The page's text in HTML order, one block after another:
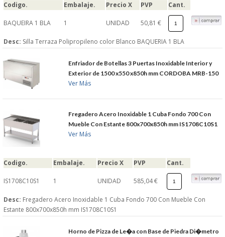
Codigo. Embalaje. Precio X PVP Cant.
BAQUEIRA 1 BLA 1 UNIDAD 50,81 €
Desc: Silla Terraza Polipropileno color Blanco BAQUERIA 1 BLA
Enfriador de Botellas 3 Puertas Inoxidable Interior y
Exterior de 1500 x550 x850h mm CORDOBA MRB-150
Ver Más
Fregadero Acero Inoxidable 1 Cuba Fondo 700 Con
Mueble Con Estante 800x700x850h mm IS1708C10S1
Ver Más
Codigo. Embalaje. Precio X PVP Cant.
IS1708C10S1 1 UNIDAD 585,04 €
Desc: Fregadero Acero Inoxidable 1 Cuba Fondo 700 Con Mueble Con
Estante 800x700x850h mm IS1708C10S1
Horno de Pizza de Le�a con Base de Piedra Di�metro